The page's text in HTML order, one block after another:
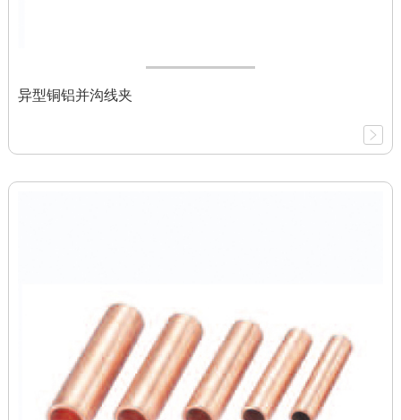
异型铜铝并沟线夹